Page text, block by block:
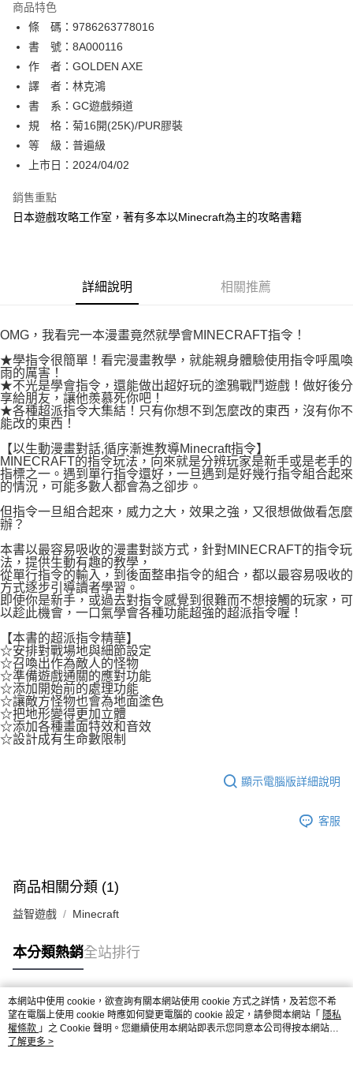
相關說明
【關於「AFTEE先享後付」】
AFTEE先享後付是「在收到商品之後才付款」的支付方式。 讓您購物簡單
便利好安心！
１．簡單：不需註冊會員、不需綁卡、不需儲值。
２．便利：只要手機號碼，簡訊認證，即可結帳。
３．安心：先確認商品／服務後，再付款。
【「AFTEE先享後付」結帳流程】
１．於結帳方式選擇「AFTEE先享後付」後，將跳轉至「AFTEE先享後付」
結帳頁面，進行簡訊認證並確認金額後，即可完成結帳。
２．訂單成立數日內，您將收到繳費通知簡訊。
ATM／網路銀行／等多元方式進行付款，方視為交易完成。
※ 請注意：結帳手續完成當下不需立刻繳費，但若您需要取消訂單，請聯絡
客戶支援中心」https://netprotections.freshdesk.com/support/home
１．透過由恩沛科技股份有限公司提供之「AFTEE先享後付」服務完成之交
易，需依本服務之必要範圍內提供個人資料，並將交易相關給付款項請求債
權轉讓予恩沛科技股份有限公司。
２．關於個人資料處理事宜，請瀏覽以下網址：
https://aftee.tw/terms/#terms3
３．未成年的使用者請事先徵得法定代理人或監護人之同意方可使用
「AFTEE先享後付」，若未經同意申辦者引起之損失，本公司不負相關責
任。
４．使用「AFTEE先享後付」時，將依據個別帳號之用戶狀況，依本公司即
時審查核予不同之上限額度；若仍有額度不足之情形，本公司將視審查結果
請求用戶進行身份認證。
５．嚴禁一人註冊多個帳號或使用他人資訊註冊。若發現惡意使用之情形，
ATM付款
運送方式
全家取貨付款
每筆NT$80，滿NT$500(含以上)免運費
付款後全家取貨
每筆NT$80，滿NT$500(含以上)免運費
每筆NT$80，滿NT$500(含以上)免運費
付款後7-11取貨
每筆NT$80，滿NT$500(含以上)免運費
宅配
每筆NT$100，滿NT$800(含以上)免運費
國家/地區配送 查看運費
商品特色
條 碼：9786263778016
書 號：8A000116
作 者：GOLDEN AXE
譯 者：林克鴻
書 系：GC遊戲頻道
規 格：菊16開(25K)/PUR膠裝
等 級：普遍級
上市日：2024/04/02
銷售重點
日本遊戲攻略工作室，著有多本以Minecraft為主的攻略書籍
詳細說明 相關推薦
OMG，我看完一本漫畫竟然就學會MINECRAFT指令！
★學指令很簡單！看完漫畫教學，就能親身體驗使用指令呼風喚
雨的厲害！
★不光是學會指令，還能做出超好玩的塗鴉戰鬥遊戲！做好後分
享給朋友，讓他羨慕死你吧！
★各種超派指令大集結！只有你想不到怎麼改的東西，沒有你不
能改的東西！
【以生動漫畫對話,循序漸進教導Minecraft指令】
MINECRAFT的指令玩法，向來就是分辨玩家是新手或是老手的
指標之一。遇到單行指令還好，一旦遇到是好幾行指令組合起來
的情況，可能多數人都會為之卻步。
但指令一旦組合起來，威力之大，效果之強，又很想做做看怎麼
辦？
本書以最容易吸收的漫畫對談方式，針對MINECRAFT的指令玩
法，提供生動有趣的教學，
從單行指令的輸入，到後面整串指令的組合，都以最容易吸收的
方式逐步引導讀者學習。
即使你是新手，或過去對指令感覺到很難而不想接觸的玩家，可
以趁此機會，一口氣學會各種功能超強的超派指令喔！
【本書的超派指令精華】
☆安排對戰場地與細節設定
☆召喚出作為敵人的怪物
☆準備遊戲通關的應對功能
☆添加開始前的處理功能
☆讓敵方怪物也會為地面塗色
☆把地形變得更加立體
☆添加各種畫面特效和音效
☆設計成有生命數限制
顯示電腦版詳細說明
客服
商品相關分類 (1)
益智遊戲 Minecraft
本分類熱銷全站排行
熱門標籤
本網站中使用 cookie，欲查詢有關本網站使用 cookie 方式之詳情，及若您不希
望在電腦上使用 cookie 時應如何變更電腦的 cookie 設定，請參閱本網站「 隱私
權條款 」之 Cookie 聲明。您繼續使用本網站即表示您同意本公司得按本網站使
用條款之 Cookie 聲明使用 cookie。
了解更多 >